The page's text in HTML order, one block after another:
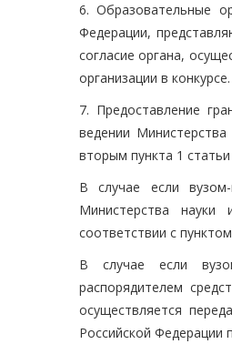
6. Образовательные
Федерации,
согласие органа,
организации в конкурсе.
7. Предоставление
ведении
вторым пункта 1
В случае если
Министерства науки
соответствии с
В случае если
распорядителем
осуществляется
Российской Федерации